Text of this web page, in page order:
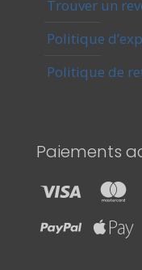
Trouver un
Politique
Politique de
Paiements